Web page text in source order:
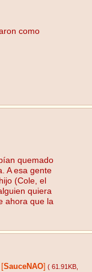
como
quemado
A esa gente
(Cole, el
quiera
ahora que la
SauceNAO ( 61.91KB